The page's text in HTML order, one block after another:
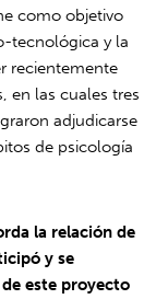
como objetivo
tecnológica y la
recientemente
en las cuales tres
adjudicarse
de psicología
la relación de
y se
este proyecto